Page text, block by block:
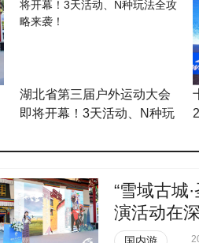
湖北省第三届户外运动大会
即将开幕！3天活动、N种玩
“雪域古城
演活动在
国内游